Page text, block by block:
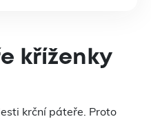
kříženky
krční páteře. Proto